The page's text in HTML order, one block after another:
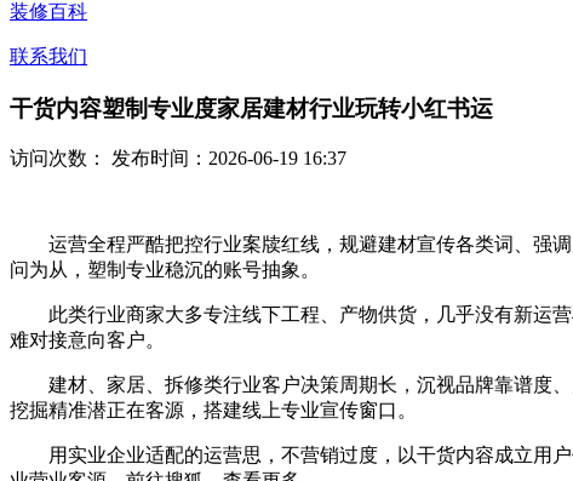
装修百科
联系我们
干货内容塑制专业度家居建材行业玩转小红书运
访问次数： 发布时间：2026-06-19 16:37
运营全程严酷把控行业案牍红线，规避建材宣传各类词、强调
问为从，塑制专业稳沉的账号抽象。
此类行业商家大多专注线下工程、产物供货，几乎没有新运营
难对接意向客户。
建材、家居、拆修类行业客户决策周期长，沉视品牌靠谱度、
挖掘精准潜正在客源，搭建线上专业宣传窗口。
用实业企业适配的运营思，不营销过度，以干货内容成立用户